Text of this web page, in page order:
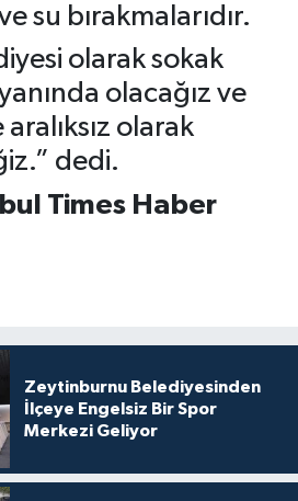
su bırakmalarıdır.
olarak sokak
olacağız ve
olarak
dedi.
Times Haber
Zeytinburnu Belediyesinden
İlçeye Engelsiz Bir Spor
Merkezi Geliyor